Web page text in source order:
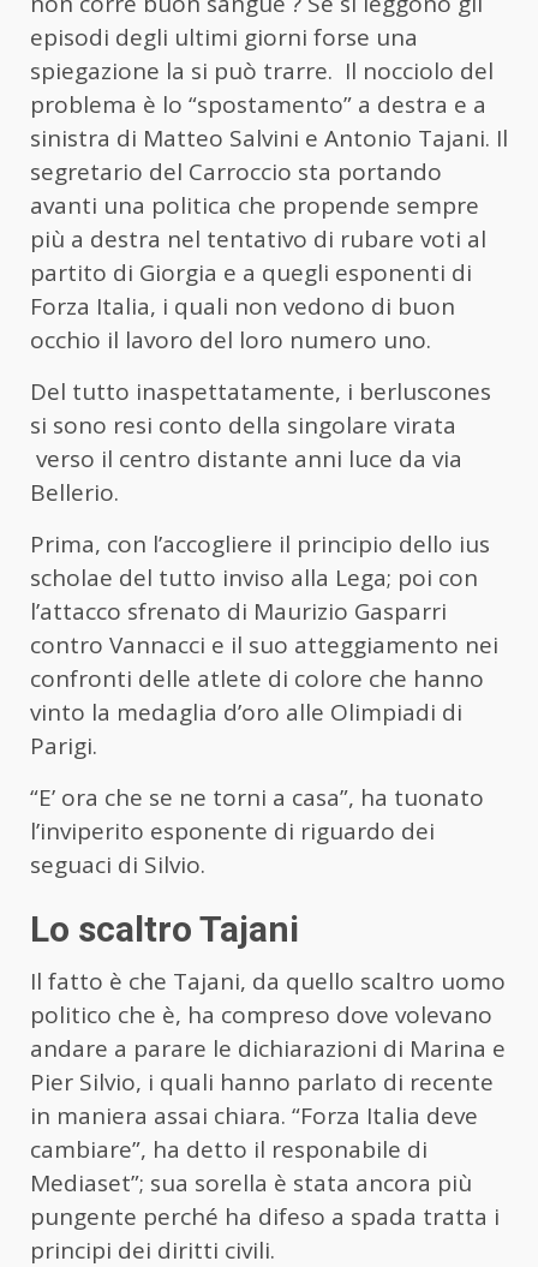
episodi degli ultimi giorni forse una
spiegazione la si può trarre. Il nocciolo del
problema è lo “spostamento” a destra e a
sinistra di Matteo Salvini e Antonio Tajani. Il
segretario del Carroccio sta portando
avanti una politica che propende sempre
più a destra nel tentativo di rubare voti al
partito di Giorgia e a quegli esponenti di
Forza Italia, i quali non vedono di buon
occhio il lavoro del loro numero uno.
Del tutto inaspettatamente, i berluscones
si sono resi conto della singolare virata
verso il centro distante anni luce da via
Bellerio.
Prima, con l’accogliere il principio dello ius
scholae del tutto inviso alla Lega; poi con
l’attacco sfrenato di Maurizio Gasparri
contro Vannacci e il suo atteggiamento nei
confronti delle atlete di colore che hanno
vinto la medaglia d’oro alle Olimpiadi di
Parigi.
“E’ ora che se ne torni a casa”, ha tuonato
l’inviperito esponente di riguardo dei
seguaci di Silvio.
Lo scaltro Tajani
Il fatto è che Tajani, da quello scaltro uomo
politico che è, ha compreso dove volevano
andare a parare le dichiarazioni di Marina e
Pier Silvio, i quali hanno parlato di recente
in maniera assai chiara. “Forza Italia deve
cambiare”, ha detto il responabile di
Mediaset”; sua sorella è stata ancora più
pungente perché ha difeso a spada tratta i
principi dei diritti civili.